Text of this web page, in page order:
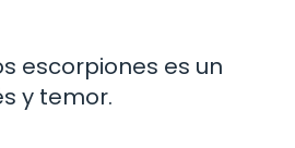
escorpiones es un
y temor.